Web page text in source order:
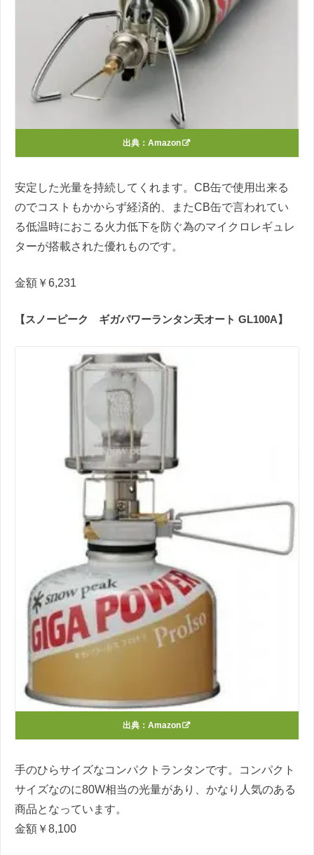
出典： Amazon
安定した光量を持続してくれます。CB缶で使用出来る
のでコストもかからず経済的、またCB缶で言われてい
る低温時におこる火力低下を防ぐ為のマイクロレギュレ
ターが搭載された優れものです。
金額￥6,231
【スノーピーク ギガパワーランタン天オート GL100A】
出典： Amazon
手のひらサイズなコンパクトランタンです。コンパクト
サイズなのに80W相当の光量があり、かなり人気のある
商品となっています。
金額￥8,100